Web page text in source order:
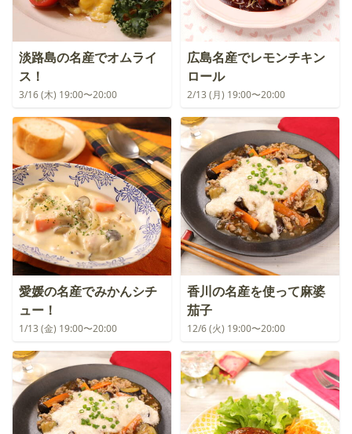
淡路島の名産でオムライ
ス！
3/16 (木) 19:00〜20:00
広島名産でレモンチキン
ロール
2/13 (月) 19:00〜20:00
愛媛の名産でみかんシチ
ュー！
1/13 (金) 19:00〜20:00
香川の名産を使って麻婆
茄子
12/6 (火) 19:00〜20:00